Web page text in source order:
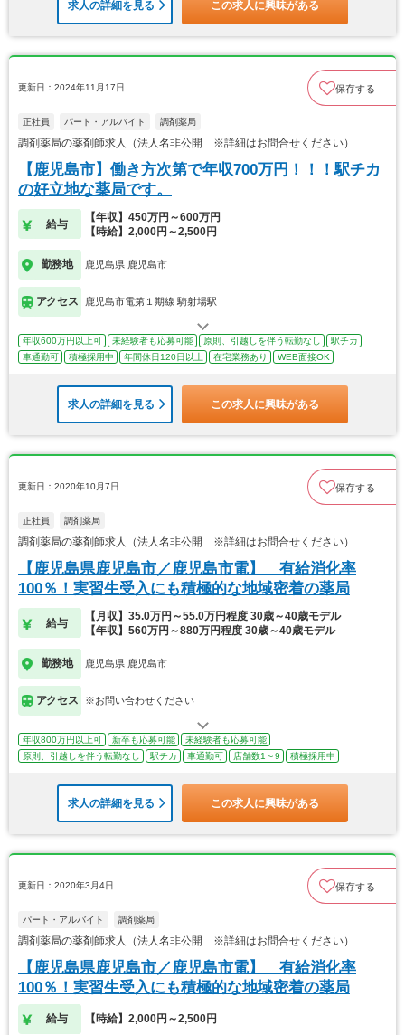
求人の詳細を見る この求人に興味がある
更新日：2024年11月17日 保存する
正社員 パート・アルバイト 調剤薬局
調剤薬局の薬剤師求人（法人名非公開 ※詳細はお問合せください）
【鹿児島市】働き方次第で年収700万円！！！駅チカ
の好立地な薬局です。
給与
【年収】450万円～600万円
【時給】2,000円～2,500円
勤務地 鹿児島県 鹿児島市
アクセス 鹿児島市電第１期線 騎射場駅
年収600万円以上可 未経験者も応募可能 原則、引越しを伴う転勤なし
駅チカ
車通勤可
積極採用中 年間休日120日以上 在宅業務あり WEB面接OK
求人の詳細を見る この求人に興味がある
更新日：2020年10月7日 保存する
正社員 調剤薬局
調剤薬局の薬剤師求人（法人名非公開 ※詳細はお問合せください）
【鹿児島県鹿児島市／鹿児島市電】 有給消化率
100％！実習生受入にも積極的な地域密着の薬局
給与
【月収】35.0万円～55.0万円程度 30歳～40歳モデル
【年収】560万円～880万円程度 30歳～40歳モデル
勤務地 鹿児島県 鹿児島市
アクセス ※お問い合わせください
年収800万円以上可 新卒も応募可能
未経験者も応募可能
原則、引越しを伴う転勤なし
駅チカ 車通勤可 店舗数1～9 積極採用中
求人の詳細を見る この求人に興味がある
更新日：2020年3月4日 保存する
パート・アルバイト 調剤薬局
調剤薬局の薬剤師求人（法人名非公開 ※詳細はお問合せください）
【鹿児島県鹿児島市／鹿児島市電】 有給消化率
100％！実習生受入にも積極的な地域密着の薬局
給与 【時給】2,000円～2,500円